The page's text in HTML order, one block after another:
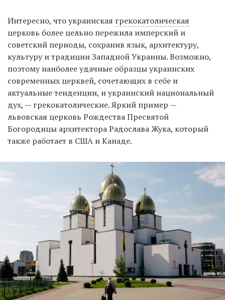
Интересно, что украинская грекокатолическая
церковь более цельно пережила имперский и
советский периоды, сохранив язык, архитектуру,
культуру и традиции Западной Украины. Возможно,
поэтому наиболее удачные образцы украинских
современных церквей, сочетающих в себе и
актуальные тенденции, и украинский национальный
дух, — грекокатолические. Яркий пример —
львовская церковь Рождества Пресвятой
Богородицы архитектора Радослава Жука, который
также работает в США и Канаде.